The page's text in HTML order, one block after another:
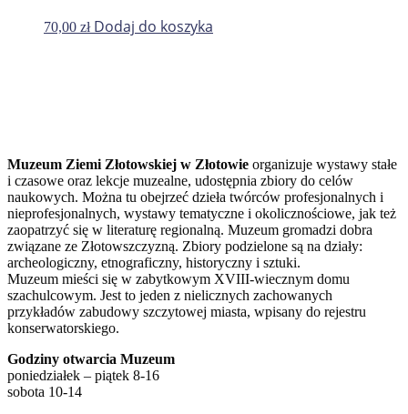
70,00 zł Dodaj do koszyka
Muzeum Ziemi Złotowskiej w Złotowie organizuje wystawy stałe
i czasowe oraz lekcje muzealne, udostępnia zbiory do celów
naukowych. Można tu obejrzeć dzieła twórców profesjonalnych i
nieprofesjonalnych, wystawy tematyczne i okolicznościowe, jak też
zaopatrzyć się w literaturę regionalną. Muzeum gromadzi dobra
związane ze Złotowszczyzną. Zbiory podzielone są na działy:
archeologiczny, etnograficzny, historyczny i sztuki.
Muzeum mieści się w zabytkowym XVIII-wiecznym domu
szachulcowym. Jest to jeden z nielicznych zachowanych
przykładów zabudowy szczytowej miasta, wpisany do rejestru
konserwatorskiego.
Godziny otwarcia Muzeum
poniedziałek – piątek 8-16
sobota 10-14